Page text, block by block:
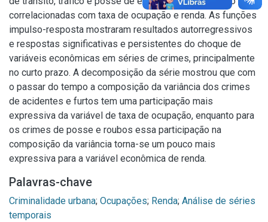
correlacionadas com taxa de ocupação e renda. As funções
impulso-resposta mostraram resultados autorregressivos
e respostas significativas e persistentes do choque de
variáveis econômicas em séries de crimes, principalmente
no curto prazo. A decomposição da série mostrou que com
o passar do tempo a composição da variância dos crimes
de acidentes e furtos tem uma participação mais
expressiva da variável de taxa de ocupação, enquanto para
os crimes de posse e roubos essa participação na
composição da variância torna-se um pouco mais
expressiva para a variável econômica de renda.
Palavras-chave
Criminalidade urbana; Ocupações; Renda; Análise de séries
temporais